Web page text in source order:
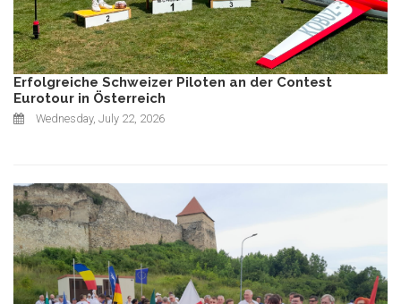
Erfolgreiche Schweizer Piloten an der Contest
Eurotour in Österreich
Wednesday, July 22, 2026